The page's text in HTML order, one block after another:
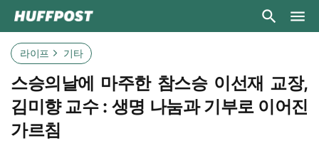
라이프 기타
스승의날에 마주한 참스승 이선재 교장,
김미향 교수 : 생명 나눔과 기부로 이어진
가르침